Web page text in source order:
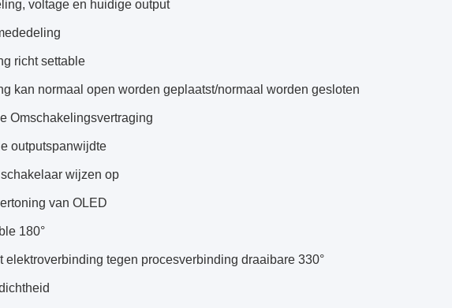
voltage en huidige output
richt settable
kan normaal open worden geplaatst/normaal worden gesloten
Omschakelingsvertraging
outputspanwijdte
wijzen op
van OLED
180°
elektroverbinding tegen procesverbinding draaibare 330°